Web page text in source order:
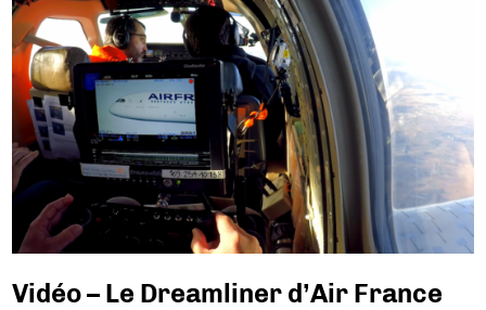
Vidéo – Le Dreamliner d’Air France